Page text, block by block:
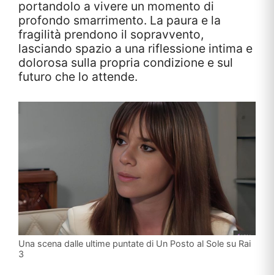
portandolo a vivere un momento di
profondo smarrimento. La paura e la
fragilità prendono il sopravvento,
lasciando spazio a una riflessione intima e
dolorosa sulla propria condizione e sul
futuro che lo attende.
Una scena dalle ultime puntate di Un Posto al Sole su Rai
3